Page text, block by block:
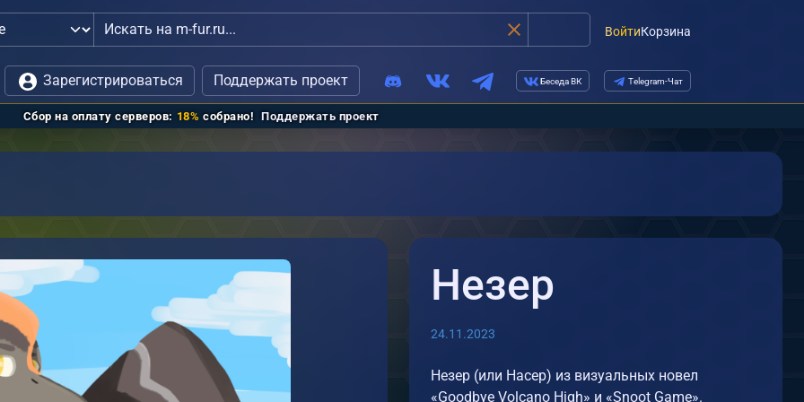
ВойтиКорзина
с администрацией
Зарегистрироваться Поддержать проект Беседа ВК Telegram-Чат
Сбор на оплату серверов: 18% собрано! Поддержать проект
Незер
24.11.2023
Незер (или Насер) из визуальных новел
«Goodbye Volcano High» и «Snoot Game».